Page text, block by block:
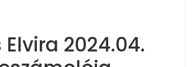
2024.04.